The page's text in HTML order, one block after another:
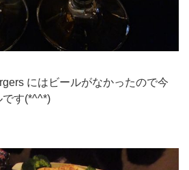
にはビールがなかったので今
です(*^^*)